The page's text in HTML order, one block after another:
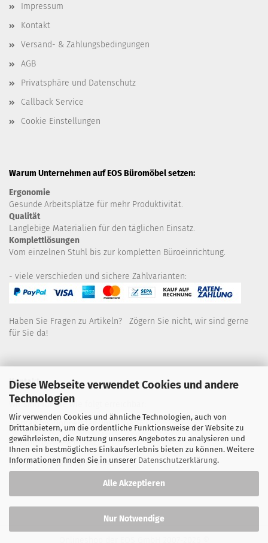
Diese Webseite verwendet Cookies und andere
Technologien
Wir verwenden Cookies und ähnliche Technologien, auch von
Drittanbietern, um die ordentliche Funktionsweise der Website zu
gewährleisten, die Nutzung unseres Angebotes zu analysieren und
Ihnen ein bestmögliches Einkaufserlebnis bieten zu können. Weitere
Informationen finden Sie in unserer Datenschutzerklärung.
Alle Akzeptieren
Nur Notwendige
Impressum
Kontakt
Versand- & Zahlungsbedingungen
AGB
Privatsphäre und Datenschutz
Callback Service
Cookie Einstellungen
Warum Unternehmen auf EOS Büromöbel setzen:
Ergonomie
Gesunde Arbeitsplätze für mehr Produktivität.
Qualität
Langlebige Materialien für den täglichen Einsatz.
Komplettlösungen
Vom einzelnen Stuhl bis zur kompletten Büroeinrichtung.
- viele verschieden und sichere Zahlvarianten:
Haben Sie Fragen zu Artikeln? Zögern Sie nicht, wir sind gerne
für Sie da!
Kontakt
Wir sind für Sie wie folgt erreichbar:
Montag bis Donnerstag von 9 bis 16 Uhr
Telefon: 02445-8517300
Email: office@eosgroup.de